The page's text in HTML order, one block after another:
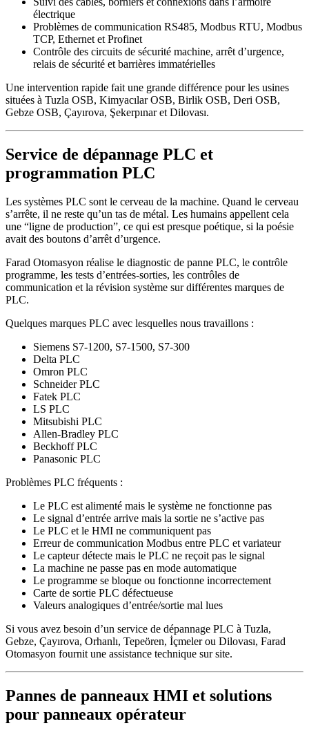
électrique
Problèmes de communication RS485, Modbus RTU, Modbus
TCP, Ethernet et Profinet
Contrôle des circuits de sécurité machine, arrêt d’urgence,
relais de sécurité et barrières immatérielles
Une intervention rapide fait une grande différence pour les usines
situées à Tuzla OSB, Kimyacılar OSB, Birlik OSB, Deri OSB,
Gebze OSB, Çayırova, Şekerpınar et Dilovası.
Service de dépannage PLC et
programmation PLC
Les systèmes PLC sont le cerveau de la machine. Quand le cerveau
s’arrête, il ne reste qu’un tas de métal. Les humains appellent cela
une “ligne de production”, ce qui est presque poétique, si la poésie
avait des boutons d’arrêt d’urgence.
Farad Otomasyon réalise le diagnostic de panne PLC, le contrôle
programme, les tests d’entrées-sorties, les contrôles de
communication et la révision système sur différentes marques de
PLC.
Quelques marques PLC avec lesquelles nous travaillons :
Siemens S7-1200, S7-1500, S7-300
Delta PLC
Omron PLC
Schneider PLC
Fatek PLC
LS PLC
Mitsubishi PLC
Allen-Bradley PLC
Beckhoff PLC
Panasonic PLC
Problèmes PLC fréquents :
Le PLC est alimenté mais le système ne fonctionne pas
Le signal d’entrée arrive mais la sortie ne s’active pas
Le PLC et le HMI ne communiquent pas
Erreur de communication Modbus entre PLC et variateur
Le capteur détecte mais le PLC ne reçoit pas le signal
La machine ne passe pas en mode automatique
Le programme se bloque ou fonctionne incorrectement
Carte de sortie PLC défectueuse
Valeurs analogiques d’entrée/sortie mal lues
Si vous avez besoin d’un service de dépannage PLC à Tuzla,
Gebze, Çayırova, Orhanlı, Tepeören, İçmeler ou Dilovası, Farad
Otomasyon fournit une assistance technique sur site.
Pannes de panneaux HMI et solutions
pour panneaux opérateur